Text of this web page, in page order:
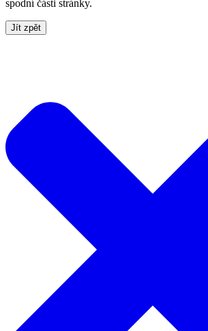
spodní části stránky.
Jít zpět